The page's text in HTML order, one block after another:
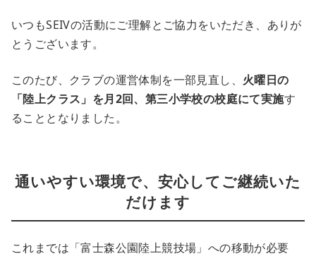
いつもSEIVの活動にご理解とご協力をいただき、ありが
とうございます。
このたび、クラブの運営体制を一部見直し、 火曜日の
「陸上クラス」を月2回、第三小学校の校庭にて実施す
ることとなりました。
通いやすい環境で、安心してご継続いた
だけます
これまでは「富士森公園陸上競技場」への移動が必要